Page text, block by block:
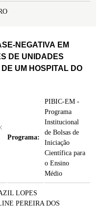
NEGATIVA EM
DE UNIDADES
UM HOSPITAL DO
Programa:
PIBIC-EM -
Programa
Institucional
de Bolsas de
Iniciação
Científica para
o Ensino
Médio
LOPES
PEREIRA DOS